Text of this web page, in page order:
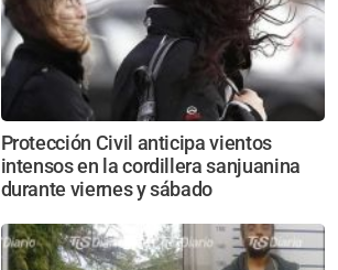
Protección Civil anticipa vientos
intensos en la cordillera sanjuanina
durante viernes y sábado